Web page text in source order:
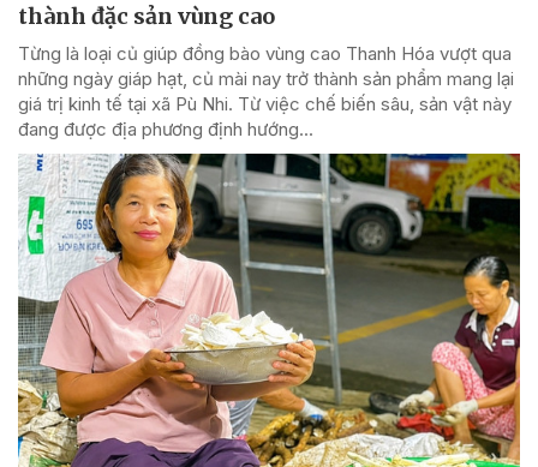
thành đặc sản vùng cao
Từng là loại củ giúp đồng bào vùng cao Thanh Hóa vượt qua
những ngày giáp hạt, củ mài nay trở thành sản phẩm mang lại
giá trị kinh tế tại xã Pù Nhi. Từ việc chế biến sâu, sản vật này
đang được địa phương định hướng...